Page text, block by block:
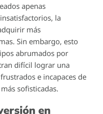
apenas
la
más
Sin embargo, esto
abrumados por
difícil lograr una
e incapaces de
sofisticadas.
en